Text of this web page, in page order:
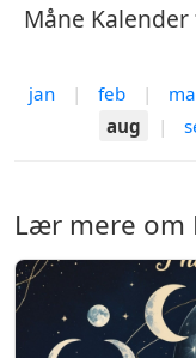
Måne
jan | feb |
aug
|
Lær mere om